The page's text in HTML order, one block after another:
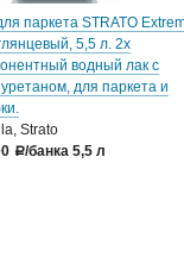
паркета STRATO
5,5 л. 2х
водный лак с
для паркета и
Strato
a/банка 5,5 л